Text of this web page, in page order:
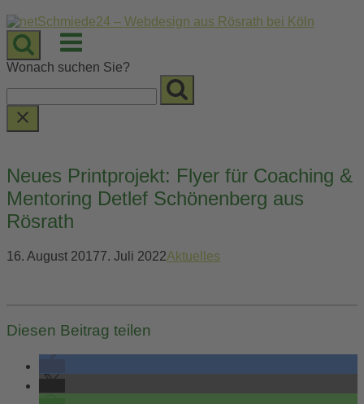
Skip
to
content
Menu
Wonach suchen Sie?
Neues Printprojekt: Flyer für Coaching &
Mentoring Detlef Schönenberg aus
Rösrath
16. August 20177. Juli 2022Aktuelles
Diesen Beitrag teilen